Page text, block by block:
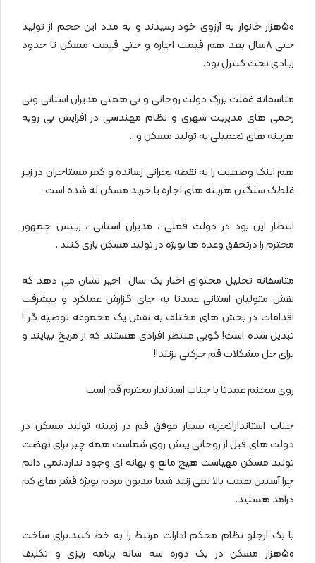
50هزار خانوار به آرزوی خود رسیدند و به مدد این حجم از تولید
حتی 8سال بعد هم قیمت اجاره و حتی قیمت مسکن تا حدود
زیادی تحت کنترل بود.
متاسفانه غفلت بزرگ دولت روحانی و بی همتی مدیران استانی وبی
رحمی های مدیریت شهری و نظام مهندسی در افزایش بی رویه
هزینه های تحمیلی به تولید مسکن و…
هم اینک وضعیت را به نقطه بحرانی رسانده و کمر مستاجران در زیر
غلطک سنگین هزینه های اجاره یا خرید مسکن له شده است.
انتظار این بود در دولت فعلی ، مدیران استانی ، رییس جمهور
محترم را درتحقق وعده ها بویژه در تولید مسکن یاری کنند .
متاسفانه تحلیل محتوای اخبار یک سال اخیر نشان می دهد که
نقش متولیان استانی عمدتا به جای گزارش عملکرد و پیشرفت
اقدامات در بخش های مختلف به نقش یک مجموعه توصیه گر !
تبدیل شده است! گویی منتظر افرادی هستند که از مریخ بیایند و
برای حل مشکلات قم حرکتی بزنند!!
روی سخنم عمدتا با جناب استاندار محترم قم است
جناب استاندار!تجربه بسیار موفق قم در زمینه تولید مسکن در
دولت های قبل از روحانی پیش روی شماست همه چیز برای نهضت
تولید مسکن مهیاست هیچ مانع و بهانه ای وجود ندارد.نمی دانم
چرا آستین همت بالا نمی زنید شما مدیون مردم بویژه قشر های کم
درآمد هستید.
با یک ازجلو نظام محکم ادارات مرتبط را به خط کنید.برای ساخت
50هزار مسکن در یک دوره سه ساله برنامه ریزی و تکلیف